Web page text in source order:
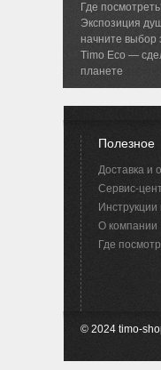
Где
Экспозиция
начните выбор
Timo Eco —
планете
Полезное
Доставка и
Сервис-
O компании
Где
© 2024 timo-